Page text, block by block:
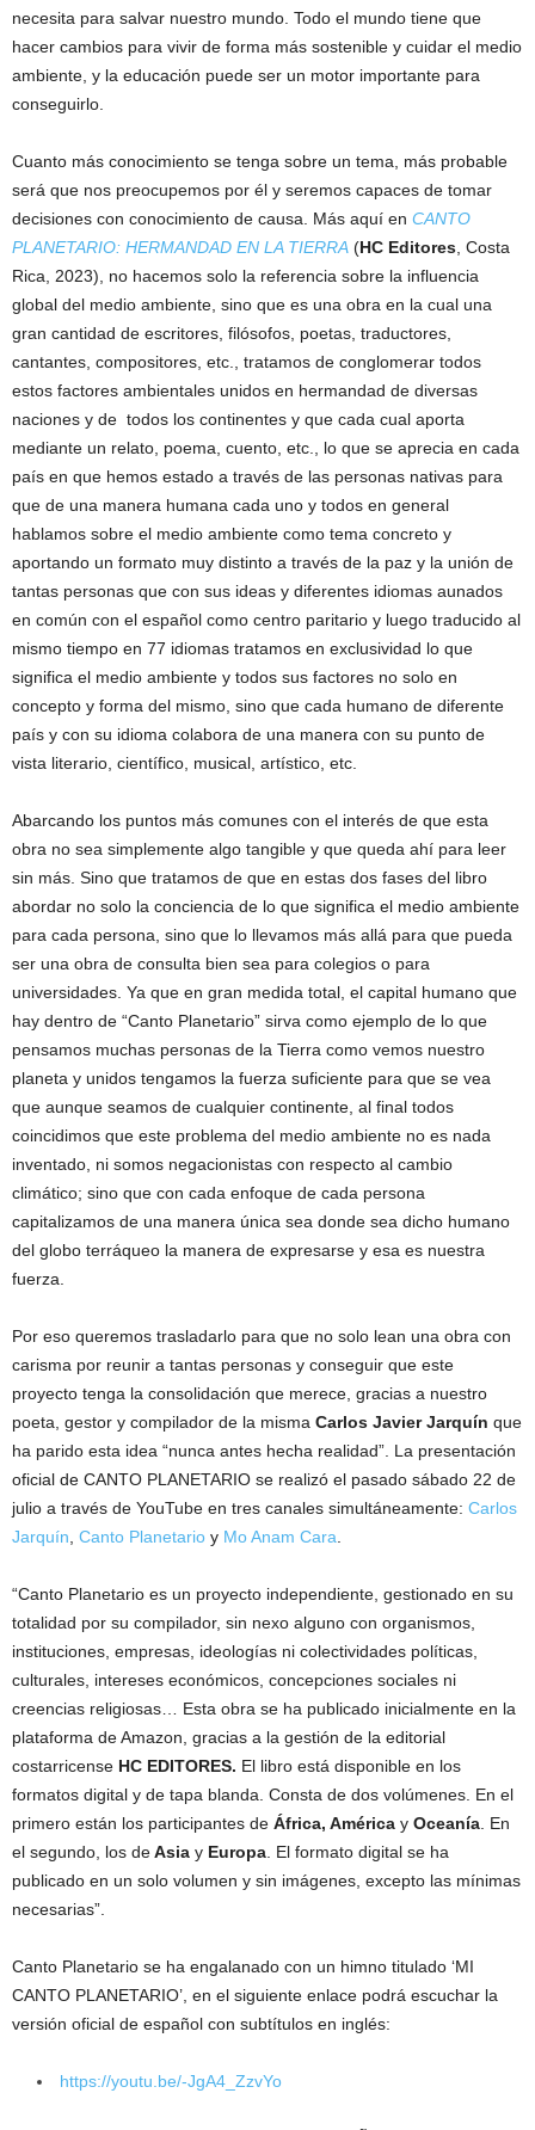
necesita para salvar nuestro mundo. Todo el mundo tiene que
hacer cambios para vivir de forma más sostenible y cuidar el medio
ambiente, y la educación puede ser un motor importante para
conseguirlo.
Cuanto más conocimiento se tenga sobre un tema, más probable
será que nos preocupemos por él y seremos capaces de tomar
decisiones con conocimiento de causa. Más aquí en CANTO
PLANETARIO: HERMANDAD EN LA TIERRA (HC Editores , Costa
Rica, 2023), no hacemos solo la referencia sobre la influencia
global del medio ambiente, sino que es una obra en la cual una
gran cantidad de escritores, filósofos, poetas, traductores,
cantantes, compositores, etc., tratamos de conglomerar todos
estos factores ambientales unidos en hermandad de diversas
naciones y de todos los continentes y que cada cual aporta
mediante un relato, poema, cuento, etc., lo que se aprecia en cada
país en que hemos estado a través de las personas nativas para
que de una manera humana cada uno y todos en general
hablamos sobre el medio ambiente como tema concreto y
aportando un formato muy distinto a través de la paz y la unión de
tantas personas que con sus ideas y diferentes idiomas aunados
en común con el español como centro paritario y luego traducido al
mismo tiempo en 77 idiomas tratamos en exclusividad lo que
significa el medio ambiente y todos sus factores no solo en
concepto y forma del mismo, sino que cada humano de diferente
país y con su idioma colabora de una manera con su punto de
vista literario, científico, musical, artístico, etc.
Abarcando los puntos más comunes con el interés de que esta
obra no sea simplemente algo tangible y que queda ahí para leer
sin más. Sino que tratamos de que en estas dos fases del libro
abordar no solo la conciencia de lo que significa el medio ambiente
para cada persona, sino que lo llevamos más allá para que pueda
ser una obra de consulta bien sea para colegios o para
universidades. Ya que en gran medida total, el capital humano que
hay dentro de “Canto Planetario” sirva como ejemplo de lo que
pensamos muchas personas de la Tierra como vemos nuestro
planeta y unidos tengamos la fuerza suficiente para que se vea
que aunque seamos de cualquier continente, al final todos
coincidimos que este problema del medio ambiente no es nada
inventado, ni somos negacionistas con respecto al cambio
climático; sino que con cada enfoque de cada persona
capitalizamos de una manera única sea donde sea dicho humano
del globo terráqueo la manera de expresarse y esa es nuestra
fuerza.
Por eso queremos trasladarlo para que no solo lean una obra con
carisma por reunir a tantas personas y conseguir que este
proyecto tenga la consolidación que merece, gracias a nuestro
poeta, gestor y compilador de la misma Carlos Javier Jarquín que
ha parido esta idea “nunca antes hecha realidad”. La presentación
oficial de CANTO PLANETARIO se realizó el pasado sábado 22 de
julio a través de YouTube en tres canales simultáneamente: Carlos
Jarquín Canto Planetario y Mo Anam Cara
“Canto Planetario es un proyecto independiente, gestionado en su
totalidad por su compilador, sin nexo alguno con organismos,
instituciones, empresas, ideologías ni colectividades políticas,
culturales, intereses económicos, concepciones sociales ni
creencias religiosas… Esta obra se ha publicado inicialmente en la
plataforma de Amazon, gracias a la gestión de la editorial
costarricense HC EDITORES. El libro está disponible en los
formatos digital y de tapa blanda. Consta de dos volúmenes. En el
primero están los participantes de África, América y Oceanía . En
el segundo, los deAsia y Europa . El formato digital se ha
publicado en un solo volumen y sin imágenes, excepto las mínimas
necesarias”.
Canto Planetario se ha engalanado con un himno titulado ‘MI
CANTO PLANETARIO’, en el siguiente enlace podrá escuchar la
versión oficial de español con subtítulos en inglés:
https://youtu.be/-JgA4_ZzvYo